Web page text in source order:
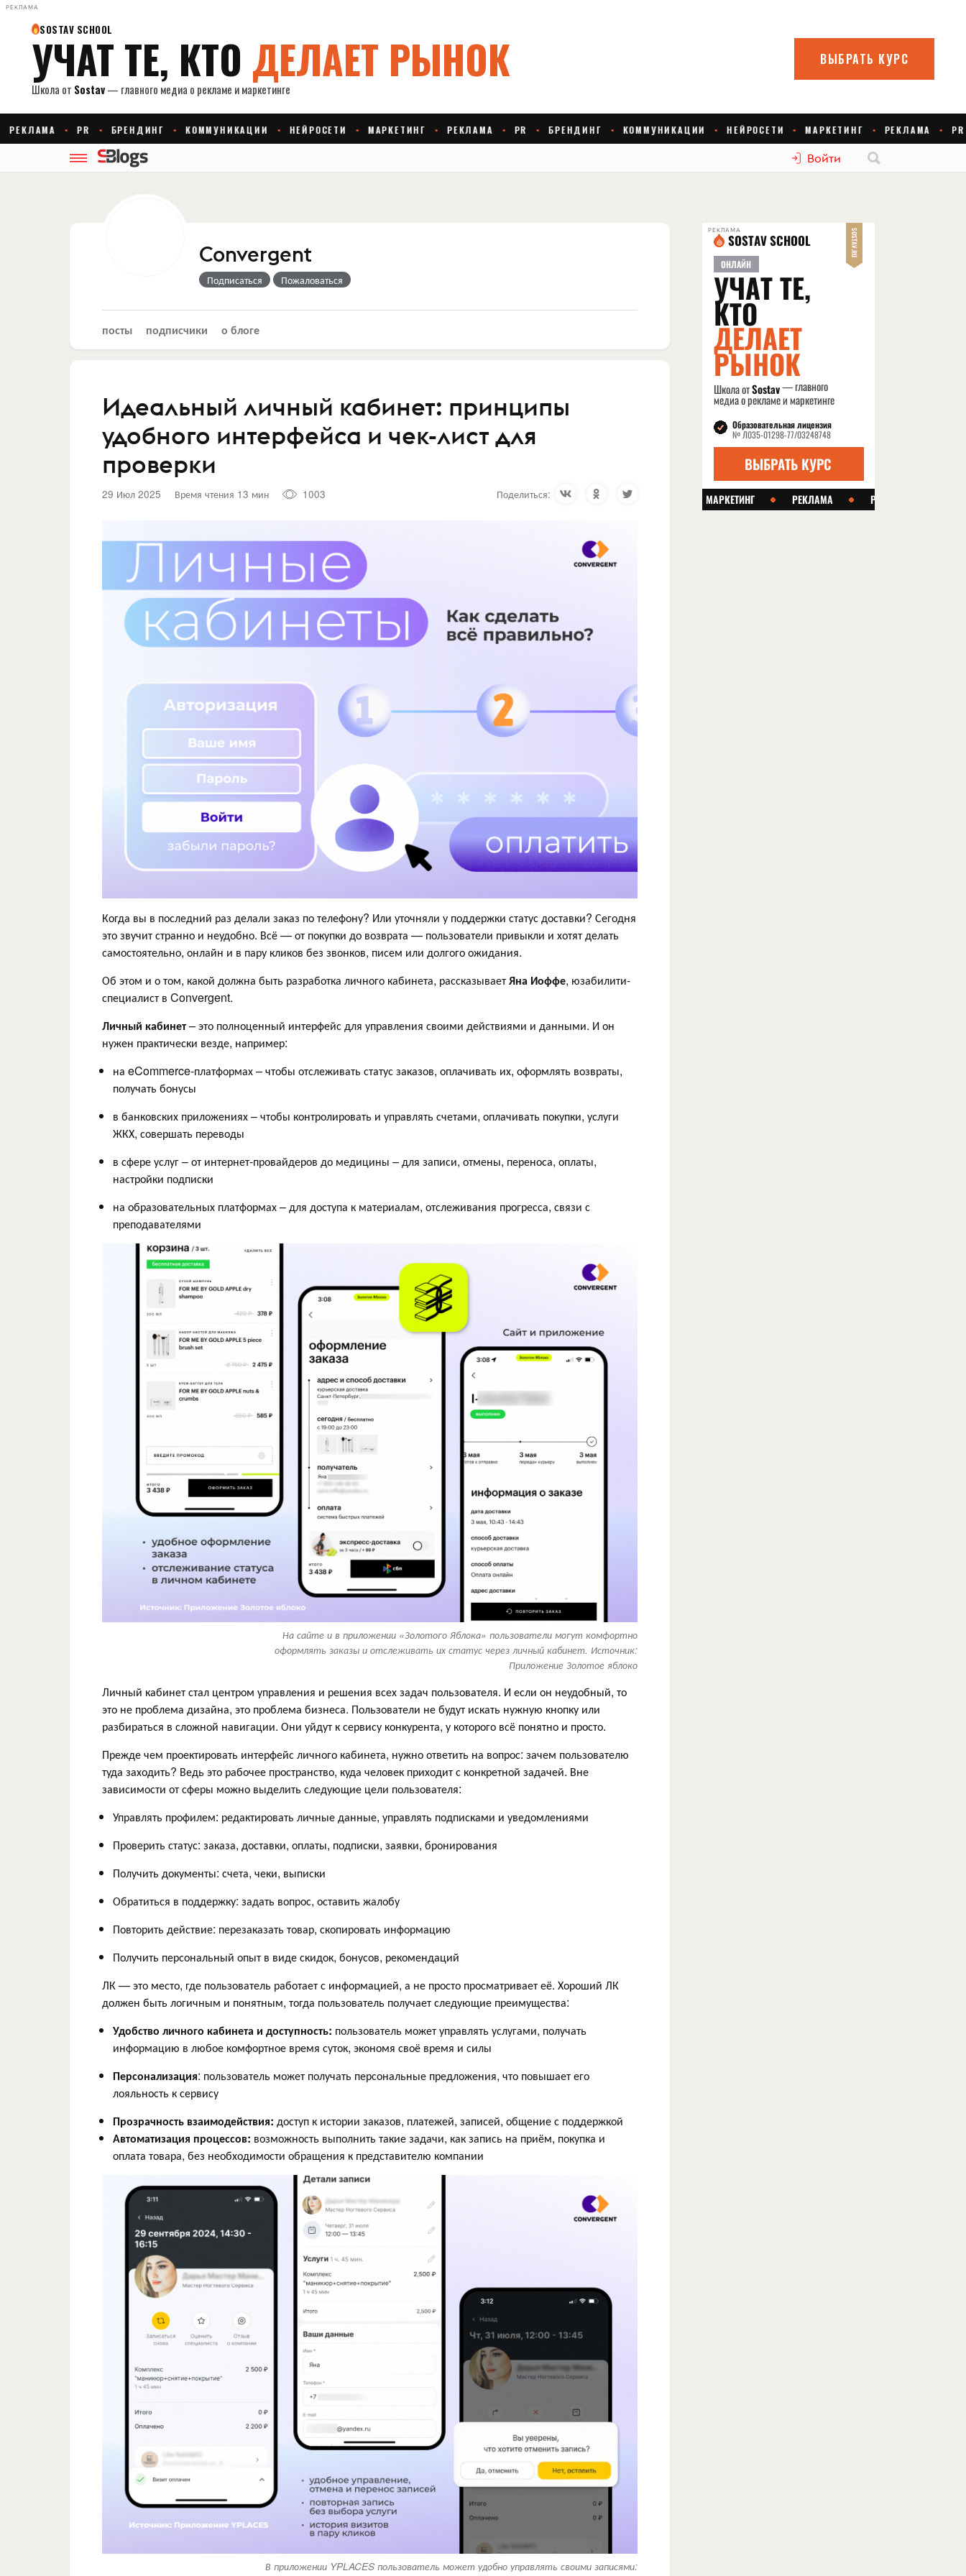
РЕКЛАМА
Войти
Convergent
Подписаться Пожаловаться
посты подписчики о блоге
Идеальный личный кабинет: принципы
удобного интерфейса и чек-лист для
проверки
29 Июл 2025 Время чтения 13 мин 1003 Поделиться:
Когда вы в последний раз делали заказ по телефону? Или уточняли у поддержки статус доставки? Сегодня
это звучит странно и неудобно. Всё — от покупки до возврата — пользователи привыкли и хотят делать
самостоятельно, онлайн и в пару кликов без звонков, писем или долгого ожидания.
Об этом и о том, какой должна быть разработка личного кабинета, рассказываетЯна Иоффе, юзабилити-
специалист в Convergent.
Личный кабинет– это полноценный интерфейс для управления своими действиями и данными. И он
нужен практически везде, например:
на eCommerce-платформах – чтобы отслеживать статус заказов, оплачивать их, оформлять возвраты,
получать бонусы
в банковских приложениях – чтобы контролировать и управлять счетами, оплачивать покупки, услуги
ЖКХ, совершать переводы
в сфере услуг – от интернет-провайдеров до медицины – для записи, отмены, переноса, оплаты,
настройки подписки
на образовательных платформах – для доступа к материалам, отслеживания прогресса, связи с
преподавателями
На сайте и в приложении «Золотого Яблока» пользователи могут комфортно
оформлять заказы и отслеживать их статус через личный кабинет. Источник:
Приложение Золотое яблоко
Личный кабинет стал центром управления и решения всех задач пользователя. И если он неудобный, то
это не проблема дизайна, это проблема бизнеса. Пользователи не будут искать нужную кнопку или
разбираться в сложной навигации. Они уйдут к сервису конкурента, у которого всё понятно и просто.
Прежде чем проектировать интерфейс личного кабинета, нужно ответить на вопрос: зачем пользователю
туда заходить? Ведь это рабочее пространство, куда человек приходит с конкретной задачей. Вне
зависимости от сферы можно выделить следующие цели пользователя:
Управлять профилем: редактировать личные данные, управлять подписками и уведомлениями
Проверить статус: заказа, доставки, оплаты, подписки, заявки, бронирования
Получить документы: счета, чеки, выписки
Обратиться в поддержку: задать вопрос, оставить жалобу
Повторить действие: перезаказать товар, скопировать информацию
Получить персональный опыт в виде скидок, бонусов, рекомендаций
ЛК — это место, где пользователь работает с информацией, а не просто просматривает её. Хороший ЛК
должен быть логичным и понятным, тогда пользователь получает следующие преимущества:
Удобство личного кабинета и доступность: пользователь может управлять услугами, получать
информацию в любое комфортное время суток, экономя своё время и силы
Персонализация: пользователь может получать персональные предложения, что повышает его
лояльность к сервису
Прозрачность взаимодействия: доступ к истории заказов, платежей, записей, общение с поддержкой
Автоматизация процессов: возможность выполнить такие задачи, как запись на приём, покупка и
оплата товара, без необходимости обращения к представителю компании
В приложении YPLACES пользователь может удобно управлять своими записями:
РЕКЛАМА